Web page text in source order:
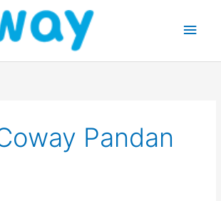
Pandan